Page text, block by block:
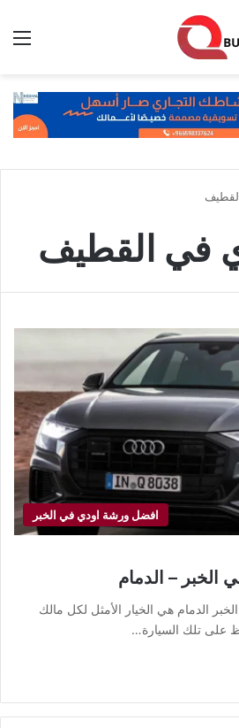
في القطيف
افضل ورشة اودي في الخبر
– الدمام
الدمام هي الخيار الأمثل لكل مالك
على تلك السيارة…